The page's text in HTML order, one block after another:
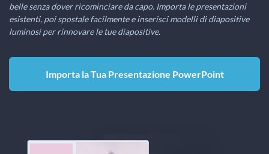
belle senza dover ricominciare da capo. Importa le presentazioni
esistenti, poi spostale facilmente e inserisci modelli di diapositive
luminosi per rinnovare le tue diapositive.
Importa la Tua Presentazione PowerPoint